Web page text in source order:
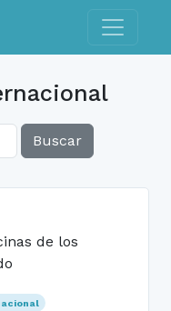
Toggle
Buscar
de los